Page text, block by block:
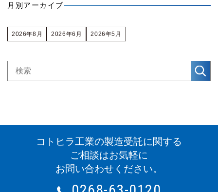
月別アーカイブ
2026年8月 2026年6月 2026年5月
コトヒラ工業の製造受託に関する
ご相談はお気軽に
お問い合わせください。